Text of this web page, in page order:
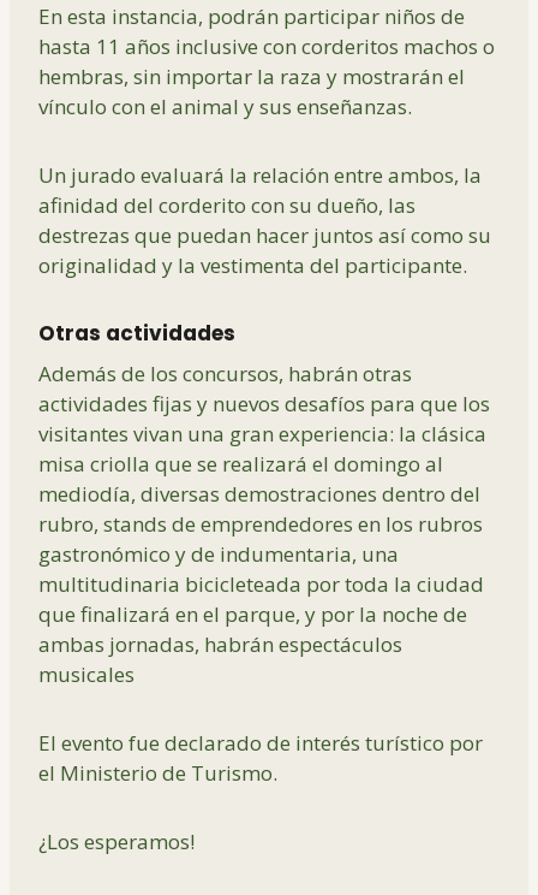
En esta instancia, podrán participar niños de
hasta 11 años inclusive con corderitos machos o
hembras, sin importar la raza y mostrarán el
vínculo con el animal y sus enseñanzas.
Un jurado evaluará la relación entre ambos, la
afinidad del corderito con su dueño, las
destrezas que puedan hacer juntos así como su
originalidad y la vestimenta del participante.
Otras actividades
Además de los concursos, habrán otras
actividades fijas y nuevos desafíos para que los
visitantes vivan una gran experiencia: la clásica
misa criolla que se realizará el domingo al
mediodía, diversas demostraciones dentro del
rubro, stands de emprendedores en los rubros
gastronómico y de indumentaria, una
multitudinaria bicicleteada por toda la ciudad
que finalizará en el parque, y por la noche de
ambas jornadas, habrán espectáculos
musicales
El evento fue declarado de interés turístico por
el Ministerio de Turismo.
¿Los esperamos!